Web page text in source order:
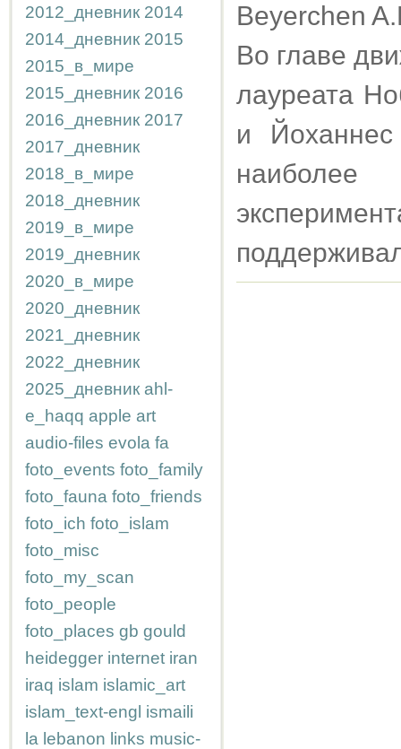
2012_дневник 2014
2014_дневник 2015
2015_в_мире
2015_дневник 2016
2016_дневник 2017
2017_дневник
2018_в_мире
2018_дневник
2019_в_мире
2019_дневник
2020_в_мире
2020_дневник
2021_дневник
2022_дневник
2025_дневник ahl-
e_haqq apple art
audio-files evola fa
foto_events foto_family
foto_fauna foto_friends
foto_ich foto_islam
foto_misc
foto_my_scan
foto_people
foto_places gb gould
heidegger internet iran
iraq islam islamic_art
islam_text-engl ismaili
la lebanon links music-
Beyerchen
Во главе
лауреата
и